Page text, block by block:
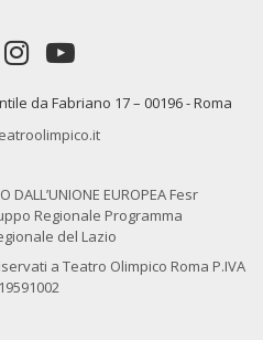
da Fabriano 17 – 00196 - Roma
DALL’UNIONE EUROPEA Fesr
Regionale Programma
del Lazio
a Teatro Olimpico Roma P.IVA